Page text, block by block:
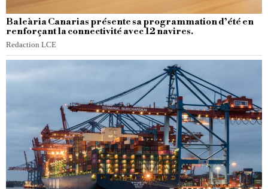
Baleària Canarias présente sa programmation d’été en
renforçant la connectivité avec 12 navires.
Redaction LCE